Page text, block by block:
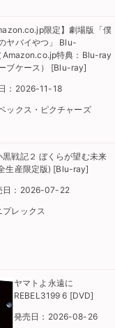
限定】劇場版「僕
ヤバイやつ」 Blu-
Amazon.co.jp特典：Blu-ray
ブケース） [Blu-ray]
：2026-11-18
ックス・ピクチャーズ
黒戦記２ ぼくらが望む未来
生産限定版) [Blu-ray]
日：2026-07-22
プレックス
ヤマトよ永遠に
REBEL3199 6 [DVD]
発売日：2026-08-26